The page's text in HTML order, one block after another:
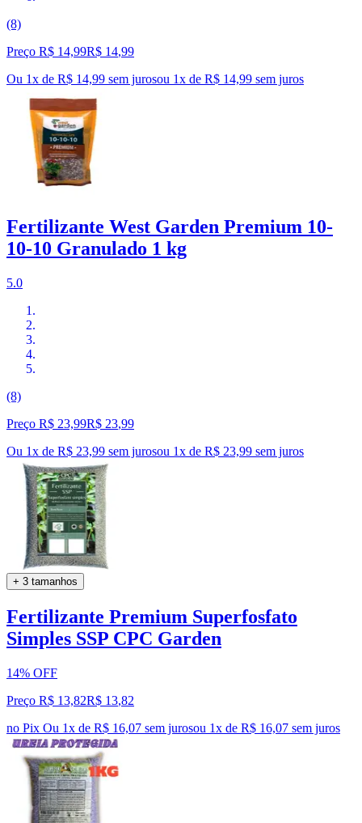
(8)
Preço R$ 14,99R$ 14,99
Ou 1x de R$ 14,99 sem jurosou 1x de R$ 14,99 sem juros
Fertilizante West Garden Premium 10-
10-10 Granulado 1 kg
5.0
(8)
Preço R$ 23,99R$ 23,99
Ou 1x de R$ 23,99 sem jurosou 1x de R$ 23,99 sem juros
+ 3 tamanhos
Fertilizante Premium Superfosfato
Simples SSP CPC Garden
14% OFF
Preço R$ 13,82R$ 13,82
no Pix Ou 1x de R$ 16,07 sem jurosou 1x de R$ 16,07 sem juros